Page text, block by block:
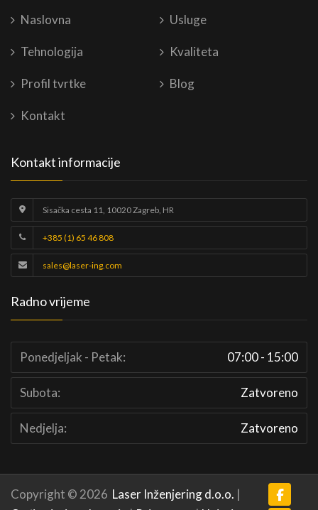
Naslovna Usluge
Tehnologija Kvaliteta
Profil tvrtke Blog
Kontakt
Kontakt informacije
Sisačka cesta 11, 10020 Zagreb, HR
+385 (1) 65 46 808
sales@laser-ing.com
Radno vrijeme
Ponedjeljak - Petak: 07:00 - 15:00
Subota: Zatvoreno
Nedjelja: Zatvoreno
Copyright © 2026 Laser Inženjering d.o.o. |